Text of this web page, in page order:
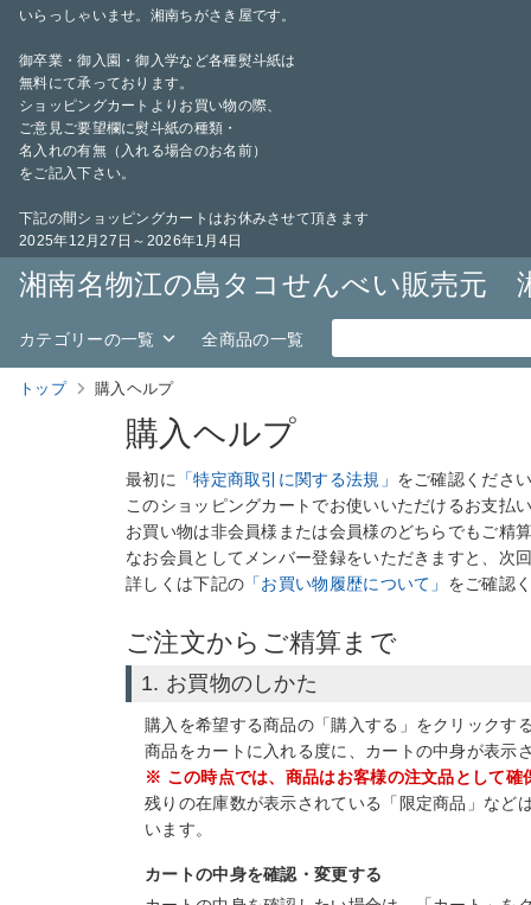
いらっしゃいませ。湘南ちがさき屋です。
御卒業・御入園・御入学など各種熨斗紙は
無料にて承っております。
ショッピングカートよりお買い物の際、
ご意見ご要望欄に熨斗紙の種類・
名入れの有無（入れる場合のお名前）
をご記入下さい。
下記の間ショッピングカートはお休みさせて頂きます
2025年12月27日～2026年1月4日
湘南名物江の島タコせんべい販売元
カテゴリーの一覧 全商品の一覧
トップ 購入ヘルプ
購入ヘルプ
最初に 「特定商取引に関する法規」 をご確認くださ
このショッピングカートでお使いいただけるお支払
お買い物は非会員様または会員様のどちらでもご精
なお会員としてメンバー登録をいただきますと、次
詳しくは下記の 「お買い物履歴について」 をご確認
ご注文からご精算まで
1. お買物のしかた
購入を希望する商品の「購入する」をクリックす
商品をカートに入れる度に、カートの中身が表示
※ この時点では、商品はお客様の注文品として確
残りの在庫数が表示されている「限定商品」など
います。
カートの中身を確認・変更する